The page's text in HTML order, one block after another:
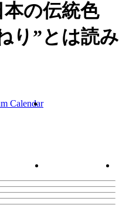
の伝統色
り”とは読み
Calendar